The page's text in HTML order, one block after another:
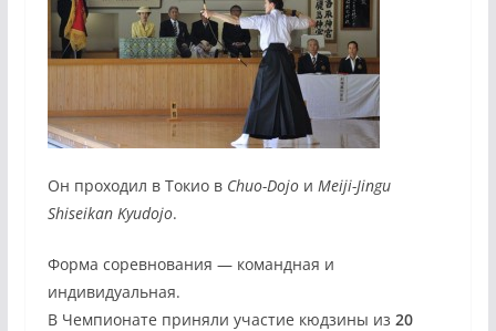
Он проходил в Токио в Chuo-Dojoи Meiji-Jingu
Shiseikan Kyudojo.
Форма соревнования — командная и
индивидуальная.
В Чемпионате приняли участие кюдзины из 20